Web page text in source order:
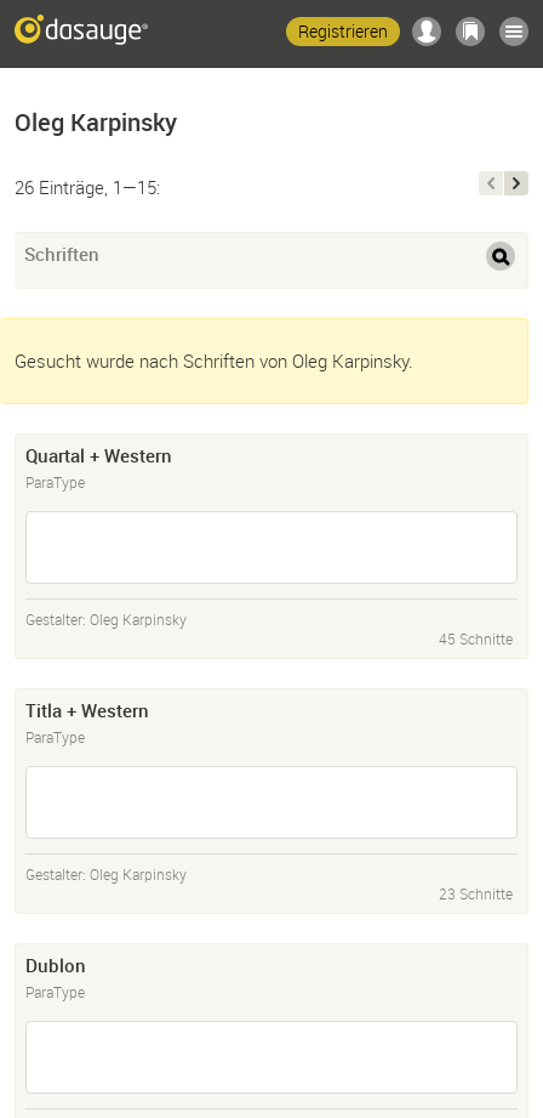
Registrieren
Oleg Karpinsky
26 Einträge, 1—15:
Schriften
Gesucht wurde nach Schriften von Oleg Karpinsky.
Quartal + Western
ParaType
Gestalter: Oleg Karpinsky
45 Schnitte
Titla + Western
ParaType
Gestalter: Oleg Karpinsky
23 Schnitte
Dublon
ParaType